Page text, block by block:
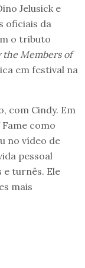
Jelusick e
oficiais da
o tributo
the Members of
em festival na
com Cindy. Em
como
no vídeo de
pessoal
e turnês. Ele
mais